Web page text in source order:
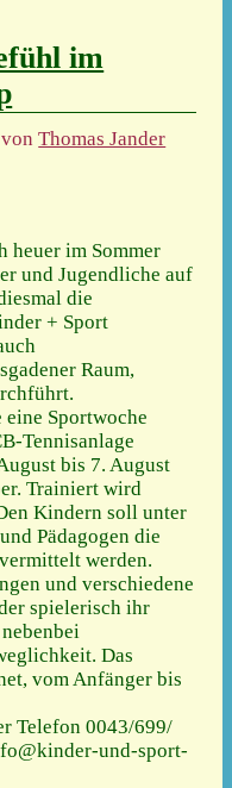
im
vonThomas Jander
heuer im Sommer
und Jugendliche auf
die
+ Sport
Raum,
Sportwoche
Tennisanlage
bis 7. August
Trainiert wird
Kindern soll unter
Pädagogen die
werden.
und verschiedene
spielerisch ihr
Das
vom Anfänger bis
Telefon 0043/699/
und-sport-